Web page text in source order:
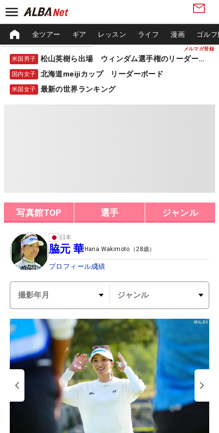
メルマガ登録
全ツアー ギア レッスン ライフ 漫画 ゴル
米国男子 松山英樹ら出場 ウィンダム選手権のリーダーボード
国内女子 北海道meijiカップ リーダーボード
米国女子 最新の世界ランキング
写真館TOP 選手 ジャンル
日本
脇元 華Hana Wakimoto （ 28歳）
プロフィール成績